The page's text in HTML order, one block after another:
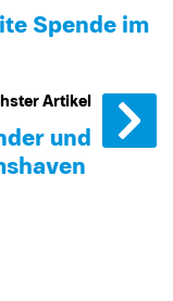
Spende im
Artikel
und